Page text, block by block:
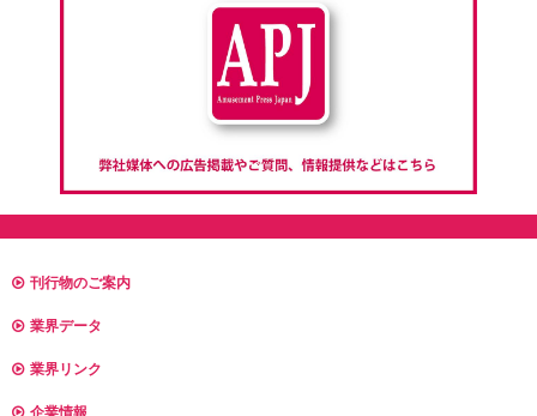
刊行物のご案内
業界データ
業界リンク
企業情報